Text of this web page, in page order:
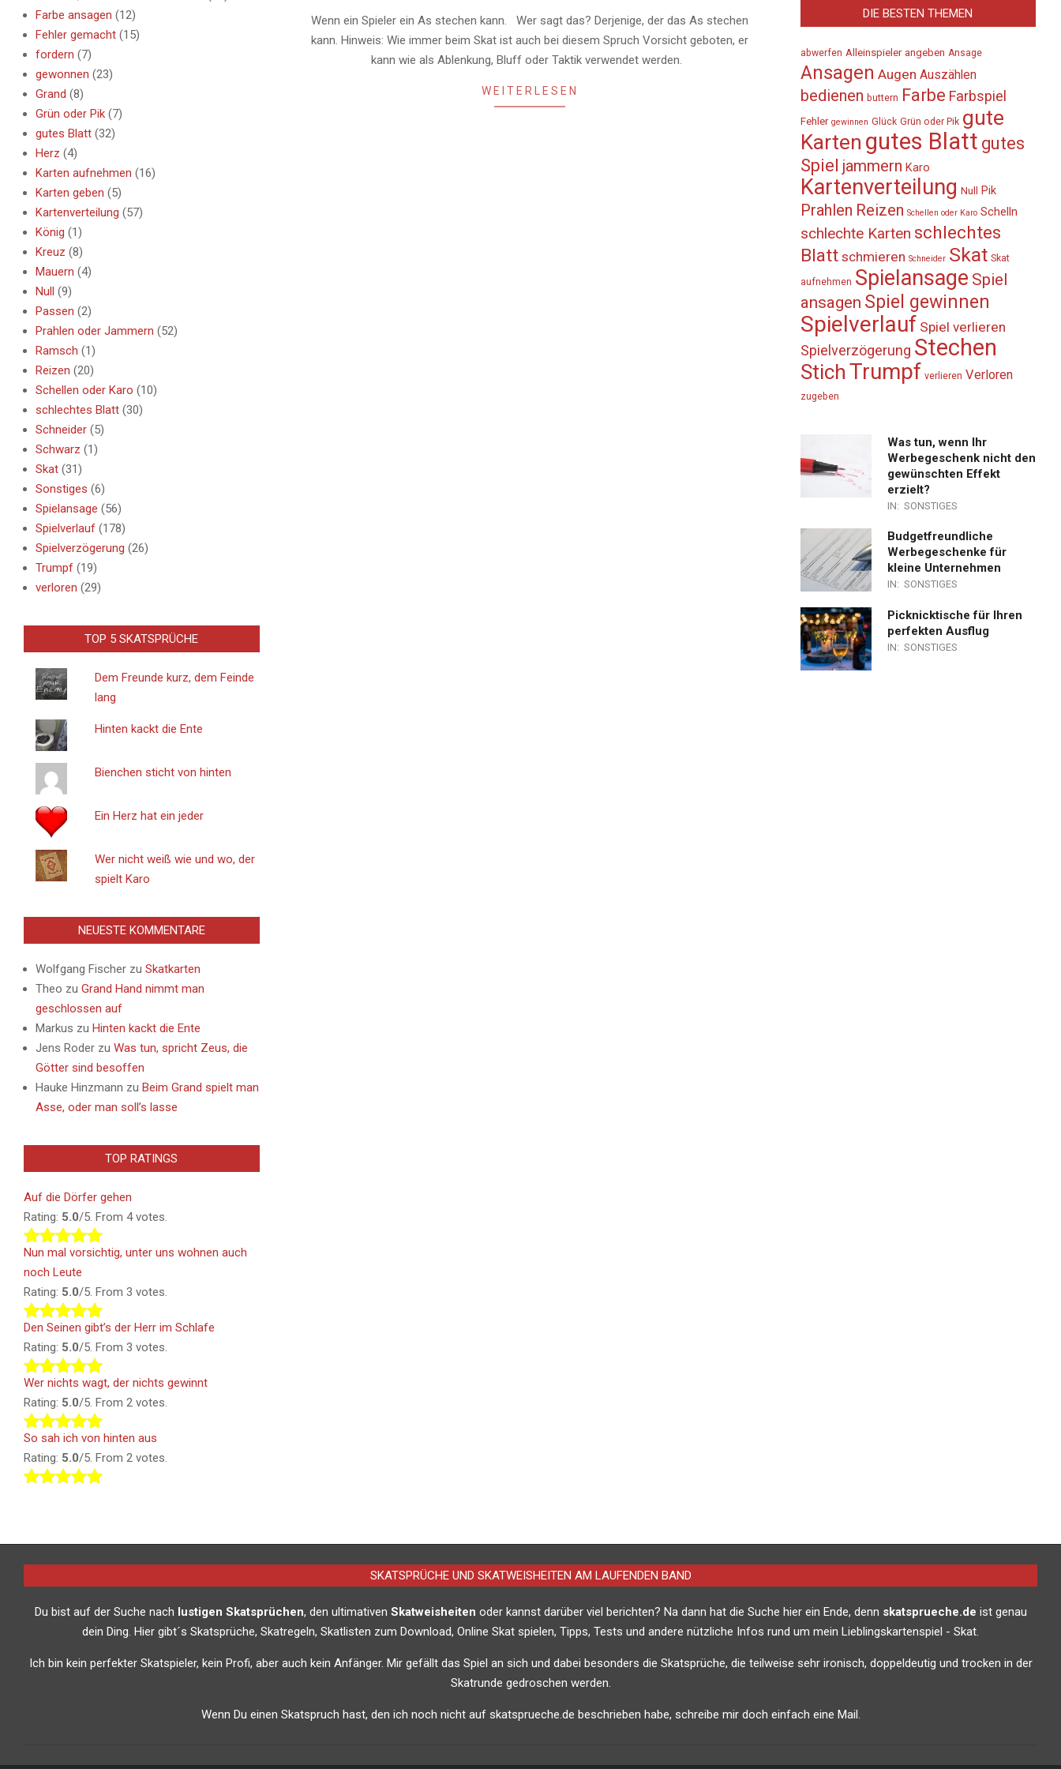
08
Wenn ein Spieler ein As stechen kann. Wer sagt das? Derjenige, der das As stechen
kann. Hinweis: Wie immer beim Skat ist auch bei diesem Spruch Vorsicht geboten, er
kann wie als Ablenkung, Bluff oder Taktik verwendet werden.
WEITERLESEN
Farbe ansagen (12)
Fehler gemacht (15)
fordern (7)
gewonnen (23)
Grand (8)
Grün oder Pik (7)
gutes Blatt (32)
Herz (4)
Karten aufnehmen (16)
Karten geben (5)
Kartenverteilung (57)
König (1)
Kreuz (8)
Mauern (4)
Null (9)
Passen (2)
Prahlen oder Jammern (52)
Ramsch (1)
Reizen (20)
Schellen oder Karo (10)
schlechtes Blatt (30)
Schneider (5)
Schwarz (1)
Skat (31)
Sonstiges (6)
Spielansage (56)
Spielverlauf (178)
Spielverzögerung (26)
Trumpf (19)
verloren (29)
TOP 5 SKATSPRÜCHE
Dem Freunde kurz, dem Feinde
lang
Hinten kackt die Ente
Bienchen sticht von hinten
Ein Herz hat ein jeder
Wer nicht weiß wie und wo, der
spielt Karo
NEUESTE KOMMENTARE
Wolfgang Fischer zu Skatkarten
Theo zu Grand Hand nimmt man
geschlossen auf
Markus zu Hinten kackt die Ente
Jens Roder zu Was tun, spricht Zeus, die
Götter sind besoffen
Hauke Hinzmann zu Beim Grand spielt man
Asse, oder man soll’s lasse
TOP RATINGS
Auf die Dörfer gehen
Rating: 5.0/5. From 4 votes.
Nun mal vorsichtig, unter uns wohnen auch
noch Leute
Rating: 5.0/5. From 3 votes.
Den Seinen gibt’s der Herr im Schlafe
Rating: 5.0/5. From 3 votes.
Wer nichts wagt, der nichts gewinnt
Rating: 5.0/5. From 2 votes.
So sah ich von hinten aus
Rating: 5.0/5. From 2 votes.
DIE BESTEN THEMEN
abwerfen Alleinspieler angeben Ansage
Ansagen Augen Auszählen
bedienen buttern Farbe Farbspiel
Fehler gewinnen Glück Grün oder Pik gute
Karten gutes Blatt gutes
Spiel jammern Karo
Kartenverteilung Null Pik
Prahlen Reizen Schellen oder Karo Schelln
schlechte Karten schlechtes
Blatt schmieren Schneider Skat Skat
aufnehmen Spielansage Spiel
ansagen Spiel gewinnen
Spielverlauf Spiel verlieren
Spielverzögerung Stechen
Stich Trumpf verlieren Verloren
zugeben
Was tun, wenn Ihr
Werbegeschenk nicht den
gewünschten Effekt
erzielt?
IN: SONSTIGES
Budgetfreundliche
Werbegeschenke für
kleine Unternehmen
IN: SONSTIGES
Picknicktische für Ihren
perfekten Ausflug
IN: SONSTIGES
SKATSPRÜCHE UND SKATWEISHEITEN AM LAUFENDEN BAND
Du bist auf der Suche nach lustigen Skatsprüchen, den ultimativen Skatweisheiten oder kannst darüber viel berichten? Na dann hat die Suche hier ein Ende, denn skatsprueche.de ist genau
dein Ding. Hier gibt´s Skatsprüche, Skatregeln, Skatlisten zum Download, Online Skat spielen, Tipps, Tests und andere nützliche Infos rund um mein Lieblingskartenspiel - Skat.
Ich bin kein perfekter Skatspieler, kein Profi, aber auch kein Anfänger. Mir gefällt das Spiel an sich und dabei besonders die Skatsprüche, die teilweise sehr ironisch, doppeldeutig und trocken in der
Skatrunde gedroschen werden.
Wenn Du einen Skatspruch hast, den ich noch nicht auf skatsprueche.de beschrieben habe, schreibe mir doch einfach eine Mail.